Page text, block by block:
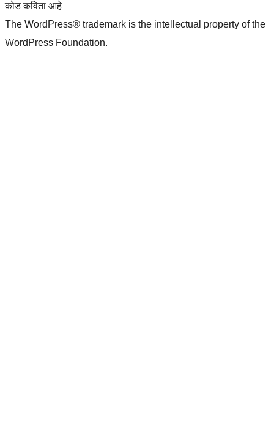
कोड कविता आहे
The WordPress® trademark is the intellectual property of the
WordPress Foundation.